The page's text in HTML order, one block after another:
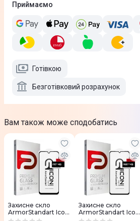
Приймаємо
Готівкою
Безготівковий розрахунок
Вам також може сподобатись
Захисне скло
ArmorStandart Icon
для Samsung A17
Захисне скло
ArmorStandart Icon
для Samsung A07